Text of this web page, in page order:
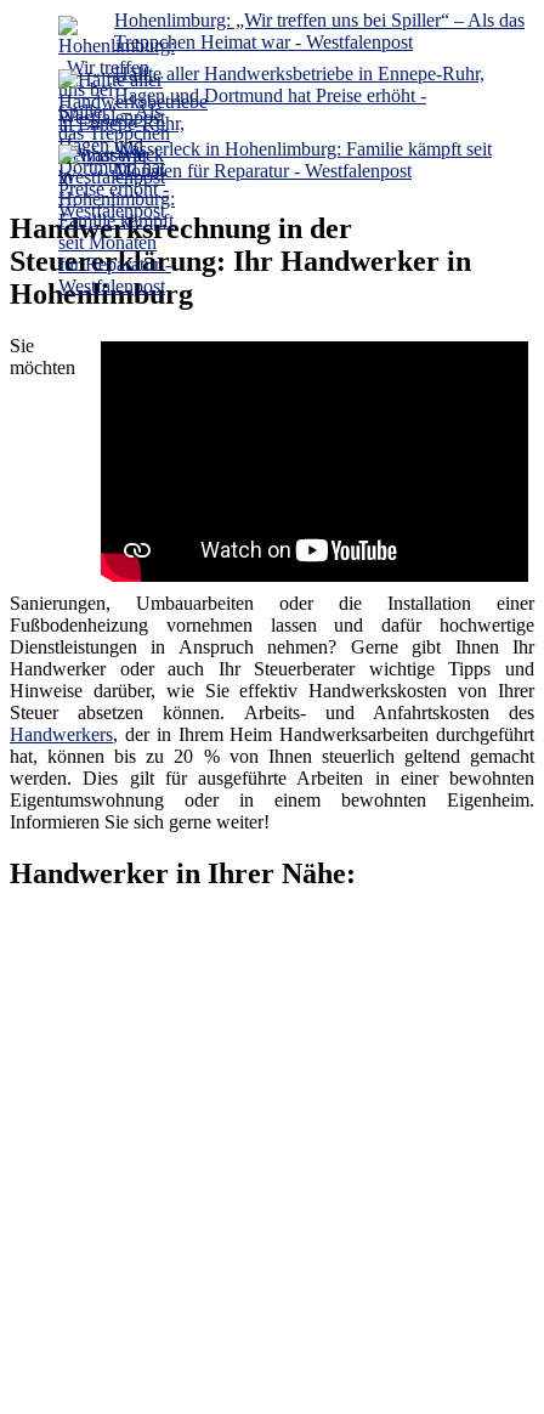
Hohenlimburg: „Wir treffen uns bei Spiller“ – Als das
Treppchen Heimat war - Westfalenpost
Hälfte aller Handwerksbetriebe in Ennepe-Ruhr,
Hagen und Dortmund hat Preise erhöht -
Westfalenpost
Wasserleck in Hohenlimburg: Familie kämpft seit
Monaten für Reparatur - Westfalenpost
Handwerksrechnung in der
Steuererklärung: Ihr Handwerker in
Hohenlimburg
Sie
möchten
Sanierungen, Umbauarbeiten oder die Installation einer
Fußbodenheizung vornehmen lassen und dafür hochwertige
Dienstleistungen in Anspruch nehmen? Gerne gibt Ihnen Ihr
Handwerker oder auch Ihr Steuerberater wichtige Tipps und
Hinweise darüber, wie Sie effektiv Handwerkskosten von Ihrer
Steuer absetzen können. Arbeits- und Anfahrtskosten des
Handwerkers, der in Ihrem Heim Handwerksarbeiten durchgeführt
hat, können bis zu 20 % von Ihnen steuerlich geltend gemacht
werden. Dies gilt für ausgeführte Arbeiten in einer bewohnten
Eigentumswohnung oder in einem bewohnten Eigenheim.
Informieren Sie sich gerne weiter!
Handwerker in Ihrer Nähe: